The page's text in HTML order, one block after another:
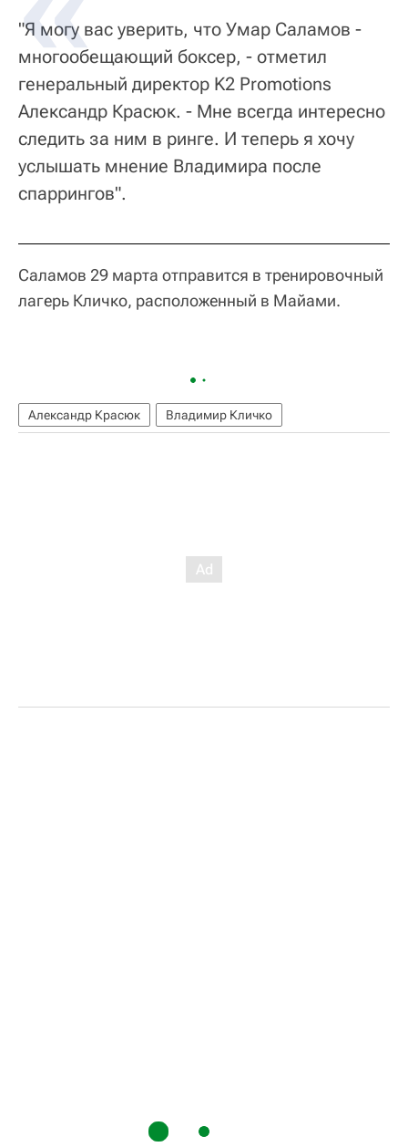
"Я могу вас уверить, что Умар Саламов -
многообещающий боксер, - отметил
генеральный директор K2 Promotions
Александр Красюк. - Мне всегда интересно
следить за ним в ринге. И теперь я хочу
услышать мнение Владимира после
спаррингов".
Саламов 29 марта отправится в тренировочный
лагерь Кличко, расположенный в Майами.
Александр Красюк Владимир Кличко